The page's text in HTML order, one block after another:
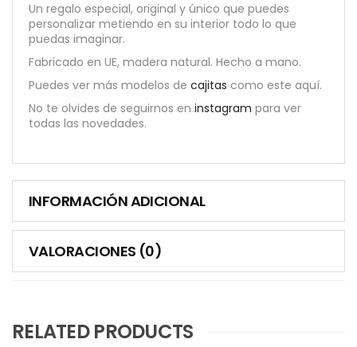
Un regalo especial, original y único que puedes
personalizar metiendo en su interior todo lo que
puedas imaginar.
Fabricado en UE, madera natural. Hecho a mano.
Puedes ver más modelos de cajitas como este aquí.
No te olvides de seguirnos en instagram para ver
todas las novedades.
INFORMACIÓN ADICIONAL
VALORACIONES (0)
RELATED PRODUCTS